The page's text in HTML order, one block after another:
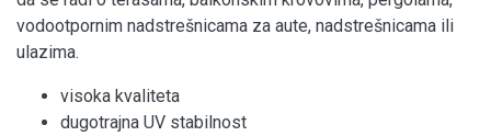
vodootpornim nadstrešnicama za aute, nadstrešnicama ili
ulazima.
visoka kvaliteta
dugotrajna UV stabilnost